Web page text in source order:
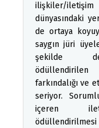
ilişkiler/
dünyasındaki
de ortaya
saygın jüri
şekilde
farkındalığı ve
seriyor.
içeren
ödüllendirilmesi